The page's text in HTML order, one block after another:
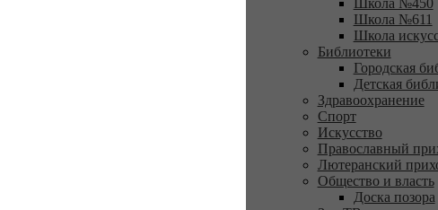
Школа №450
Школа №611
Школа
Библиотеки
Городская
Детская
Здравоохранение
Спорт
Искусство
Православный
Лютеранский
Общество и власть
Доска позора